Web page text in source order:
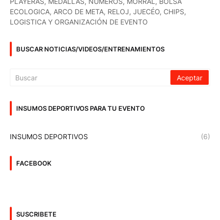
ECOLOGICA, ARCO DE META, RELOJ, JUECÉO, CHIPS,
LOGISTICA Y ORGANIZACIÓN DE EVENTO
BUSCAR NOTICIAS/VIDEOS/ENTRENAMIENTOS
INSUMOS DEPORTIVOS PARA TU EVENTO
INSUMOS DEPORTIVOS (6)
FACEBOOK
SUSCRIBETE